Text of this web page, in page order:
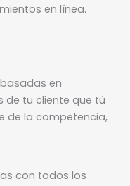
en línea.
en
de tu cliente que tú
de la competencia,
con todos los